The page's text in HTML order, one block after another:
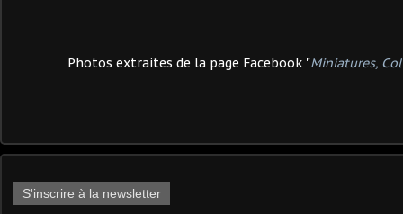
Photos extraites de la page Facebook "Miniatures,
S'inscrire à la newsletter